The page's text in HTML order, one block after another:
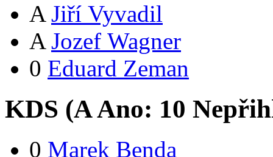
A Jiří Vyvadil
A Jozef Wagner
0 Eduard Zeman
KDS (AAno: 10
0 Marek Benda